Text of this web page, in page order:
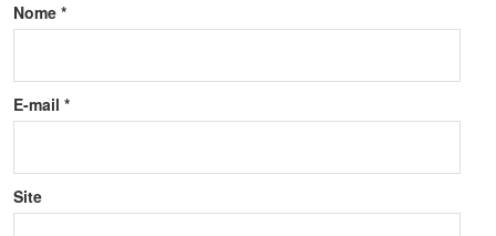
Nome *
E-mail *
Site